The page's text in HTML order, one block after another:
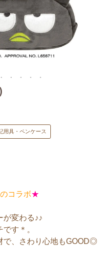
用具・ペンケース
コラボ★
が変わる♪♪
す＊。
で、さわり心地もGOOD◎